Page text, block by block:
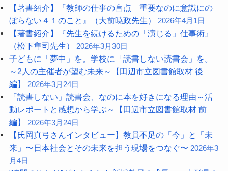
【著書紹介】『教師の仕事の盲点 重要なのに意識にの
ぼらない４１のこと』（大前暁政先生）
2026年4月1日
【著書紹介】『先生を続けるための「演じる」仕事術』
（松下隼司先生）
2026年3月30日
子どもに「夢中」を。学校に「読書しない読書会」を。
～2人の主催者が望む未来～【田辺市立図書館取材 後
編】
2026年3月24日
「読書しない」読書会、なのに本を好きになる理由～活
動レポートと感想から学ぶ～【田辺市立図書館取材 前
編】
2026年3月24日
【氏岡真弓さんインタビュー】教員不足の「今」と「未
来」〜日本社会とその未来を担う現場をつなぐ〜 2026年3
月4日